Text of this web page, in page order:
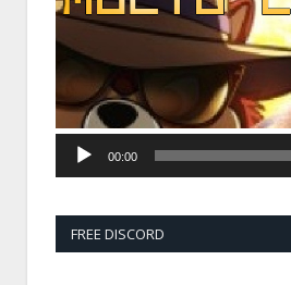
00:00
FREE DISCORD